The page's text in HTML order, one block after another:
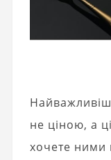
не ціною, а
хочете ними